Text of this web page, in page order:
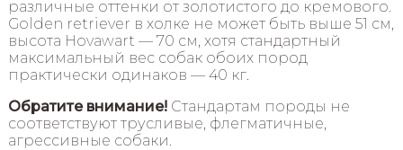
различные оттенки от золотистого до кремового.
Golden retriever в холке не может быть выше 51 см,
высота Hovawart — 70 см, хотя стандартный
максимальный вес собак обоих пород
практически одинаков — 40 кг.
Обратите внимание!Стандартам породы не
соответствуют трусливые, флегматичные,
агрессивные собаки.